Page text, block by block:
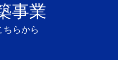
事業
ちらから